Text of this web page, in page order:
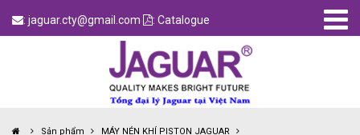
: jaguar.cty@gmail.com : Catalogue
Sản phẩm
MÁY NÉN KHÍ PISTON JAGUAR